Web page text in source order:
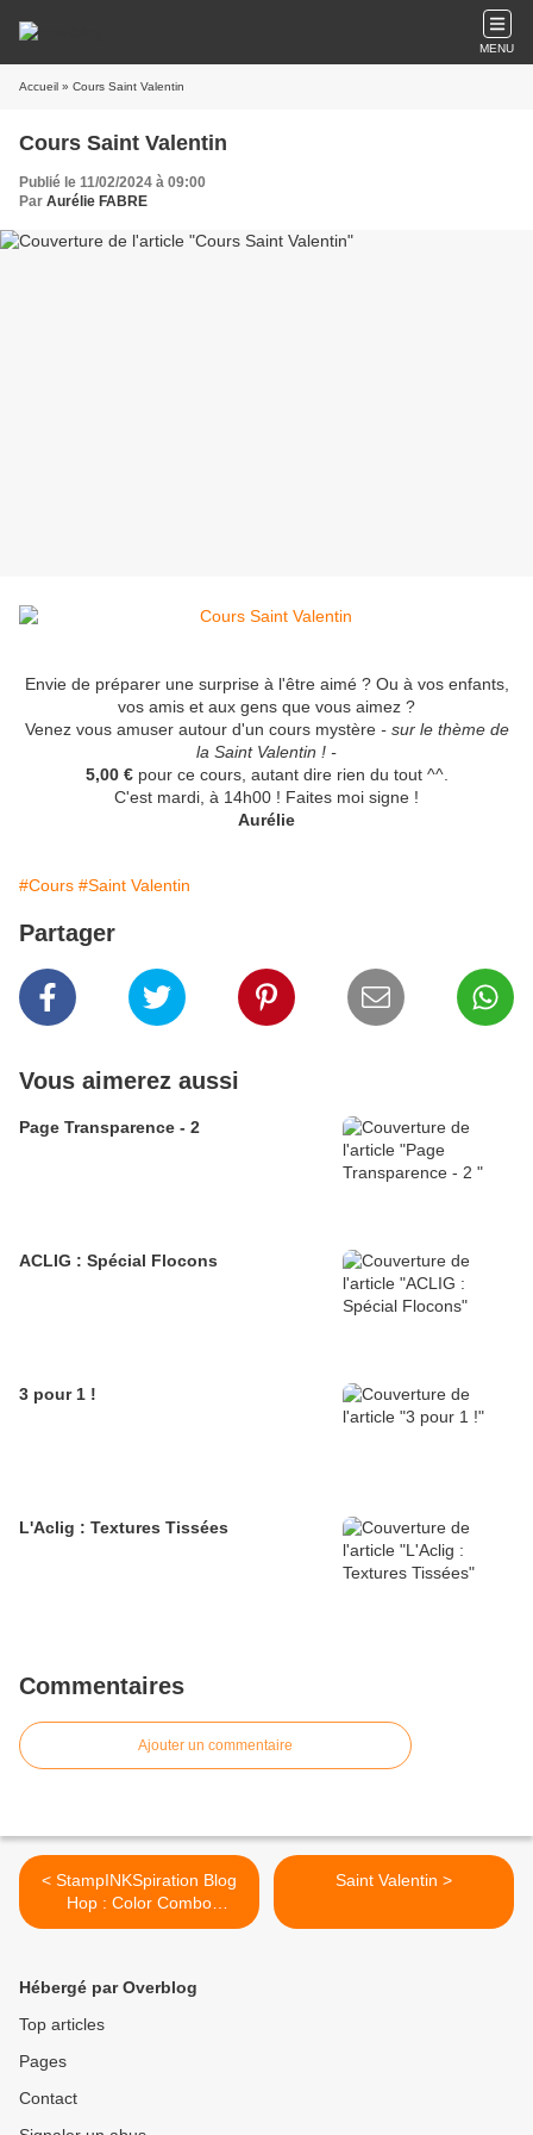
MENU
Accueil » Cours Saint Valentin
Cours Saint Valentin
Publié le 11/02/2024 à 09:00
Par Aurélie FABRE
Envie de préparer une surprise à l'être aimé ? Ou à vos enfants,
vos amis et aux gens que vous aimez ?
Venez vous amuser autour d'un cours mystère - sur le thème de
la Saint Valentin ! -
5,00 €pour ce cours, autant dire rien du tout ^^.
C'est mardi, à 14h00 ! Faites moi signe !
Aurélie
#Cours #Saint Valentin
Partager
Vous aimerez aussi
Page Transparence - 2
ACLIG : Spécial Flocons
3 pour 1 !
L'Aclig : Textures Tissées
Commentaires
Ajouter un commentaire
< StampINKSpiration Blog
Hop : Color Combo
inspiration
Saint Valentin >
Hébergé par Overblog
Top articles
Pages
Contact